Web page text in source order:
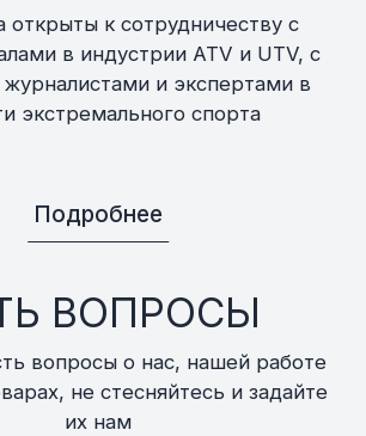
открыты к сотрудничеству с
в индустрии ATV и UTV, с
и экспертами в
экстремального спорта
Подробнее
ВОПРОСЫ
вопросы о нас, нашей работе
не стесняйтесь и задайте
их нам